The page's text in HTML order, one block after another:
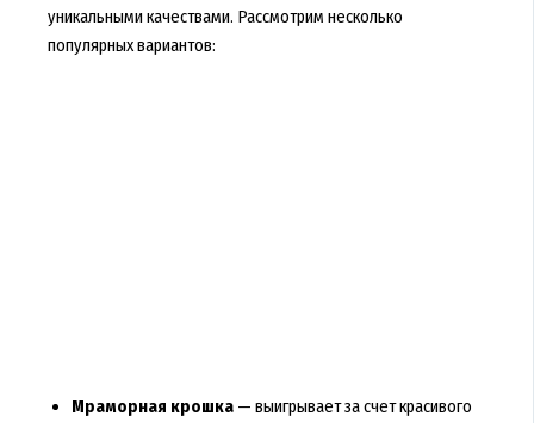
уникальными качествами. Рассмотрим несколько
популярных вариантов:
Мраморная крошка— выигрывает за счет красивого